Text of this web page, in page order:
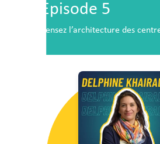
Episode 5
Pensez l’architecture des